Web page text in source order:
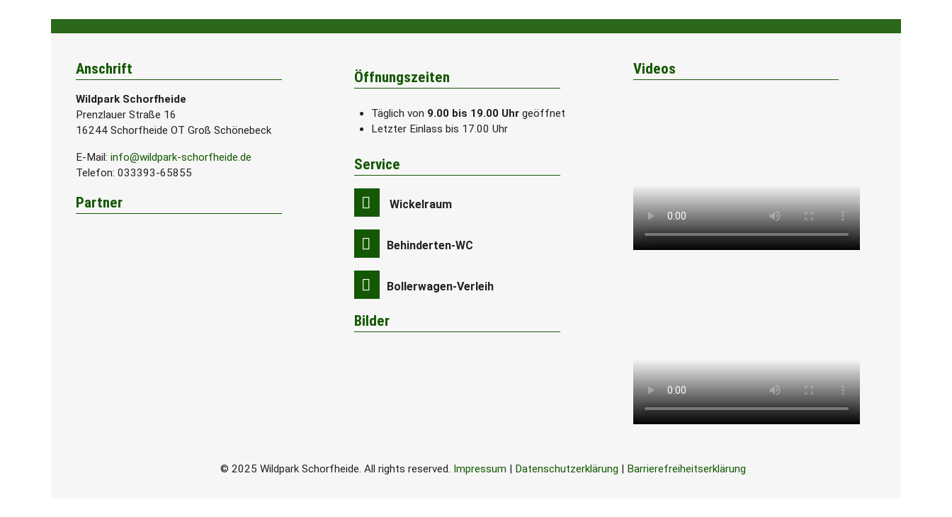
Anschrift
Wildpark Schorfheide
Prenzlauer Straße 16
16244 Schorfheide OT Groß Schönebeck
E-Mail: info@wildpark-schorfheide.de
Telefon: 033393-65855
Partner
Öffnungszeiten
Täglich von 9.00 bis 19.00 Uhr geöffnet
Letzter Einlass bis 17.00 Uhr
Service
Wickelraum
Behinderten-WC
Bollerwagen-Verleih
Bilder
Videos
© 2025 Wildpark Schorfheide. All rights reserved. Impressum | Datenschutzerklärung | Barrierefreiheitserklärung